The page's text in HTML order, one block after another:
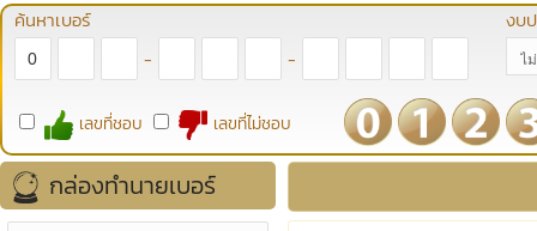
ค้นหาเบอร์
- -
งบ
เลขที่ชอบ เลขที่ไม่ชอบ
กล่องทำนายเบอร์